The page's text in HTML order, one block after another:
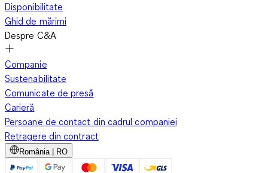
Disponibilitate
Ghid de mărimi
Despre C&A
Companie
Sustenabilitate
Comunicate de presă
Carieră
Persoane de contact din cadrul companiei
Retragere din contract
România | RO